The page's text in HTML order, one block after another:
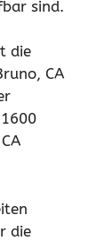
sind.
die
CA
die